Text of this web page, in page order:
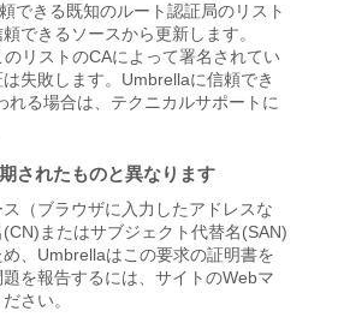
できる既知のルート認証局のリスト
できるソースから更新します。
リストのCAによって署名されてい
失敗します。Umbrellaに信頼でき
れる場合は、テクニカルサポートに
されたものと異なります
（ブラウザに入力したアドレスな
またはサブジェクト代替名(SAN)
、Umbrellaはこの要求の証明書を
を報告するには、サイトのWebマ
さい。